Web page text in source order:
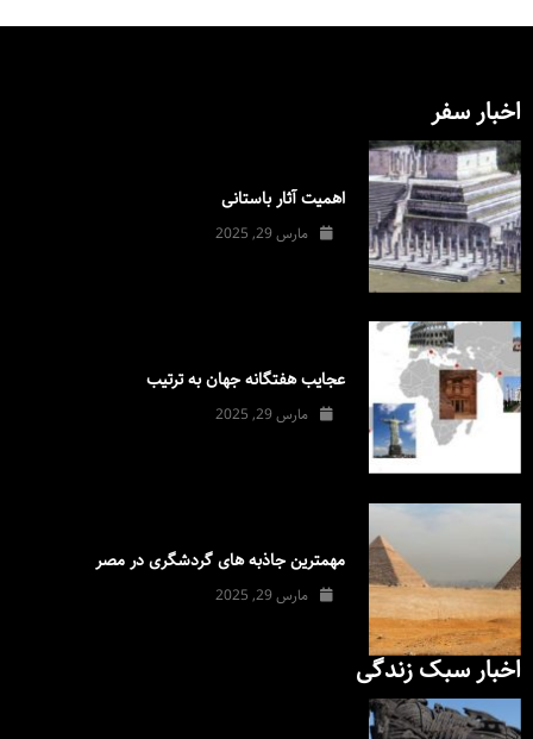
اخبار سفر
اهمیت آثار باستانی
مارس 29, 2025
عجایب هفتگانه جهان به ترتیب
مارس 29, 2025
مهمترین جاذبه های گردشگری در مصر
مارس 29, 2025
اخبار سبک زندگی